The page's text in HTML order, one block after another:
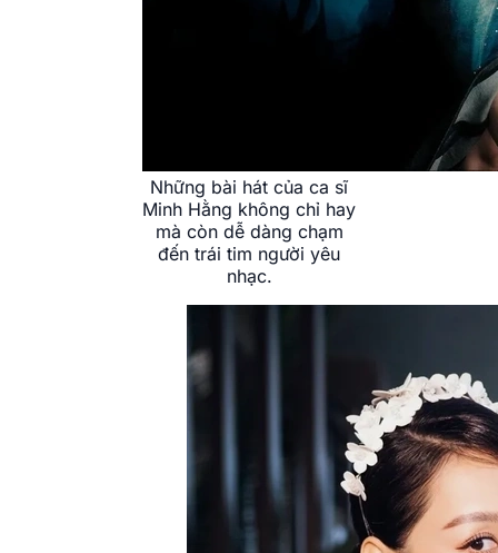
Những bài hát của ca sĩ
Minh Hằng không chỉ hay
mà còn dễ dàng chạm
đến trái tim người yêu
nhạc.